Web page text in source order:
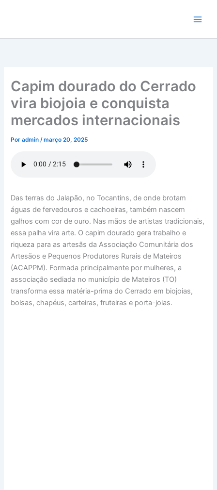
conteúdo
Capim dourado do Cerrado
vira biojoia e conquista
mercados internacionais
Poradmin/março 20, 2025
Das terras do Jalapão, no Tocantins, de onde brotam
águas de fervedouros e cachoeiras, também nascem
galhos com cor de ouro. Nas mãos de artistas tradicionais,
essa palha vira arte. O capim dourado gera trabalho e
riqueza para as artesãs da Associação Comunitária dos
Artesãos e Pequenos Produtores Rurais de Mateiros
(ACAPPM). Formada principalmente por mulheres, a
associação sediada no município de Mateiros (TO)
transforma essa matéria-prima do Cerrado em biojoias,
bolsas, chapéus, carteiras, fruteiras e porta-joias.